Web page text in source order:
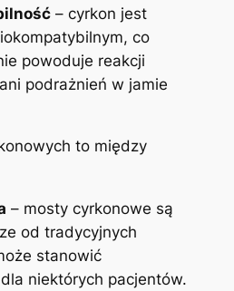
– cyrkon jest
co
powoduje reakcji
podrażnień w jamie
to między
– mosty cyrkonowe są
od tradycyjnych
stanowić
niektórych pacjentów.